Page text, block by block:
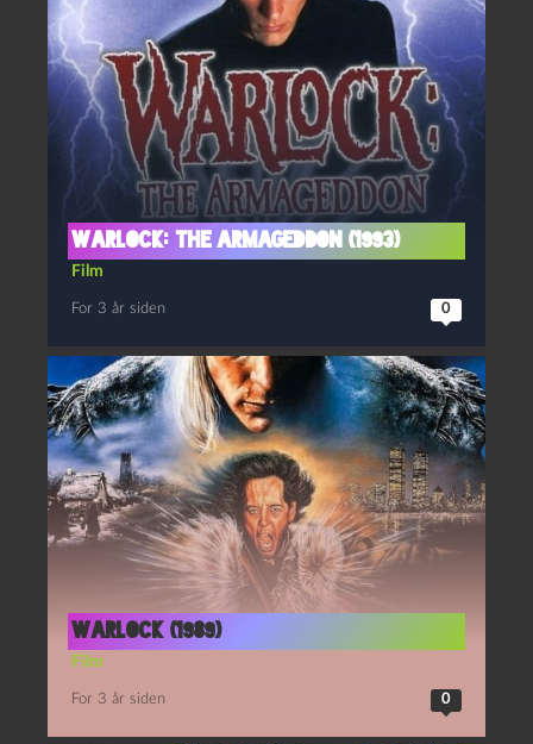
Warlock: the armageddon (1993)
Film
For 3 år siden 0
Warlock (1989)
Film
For 3 år siden 0